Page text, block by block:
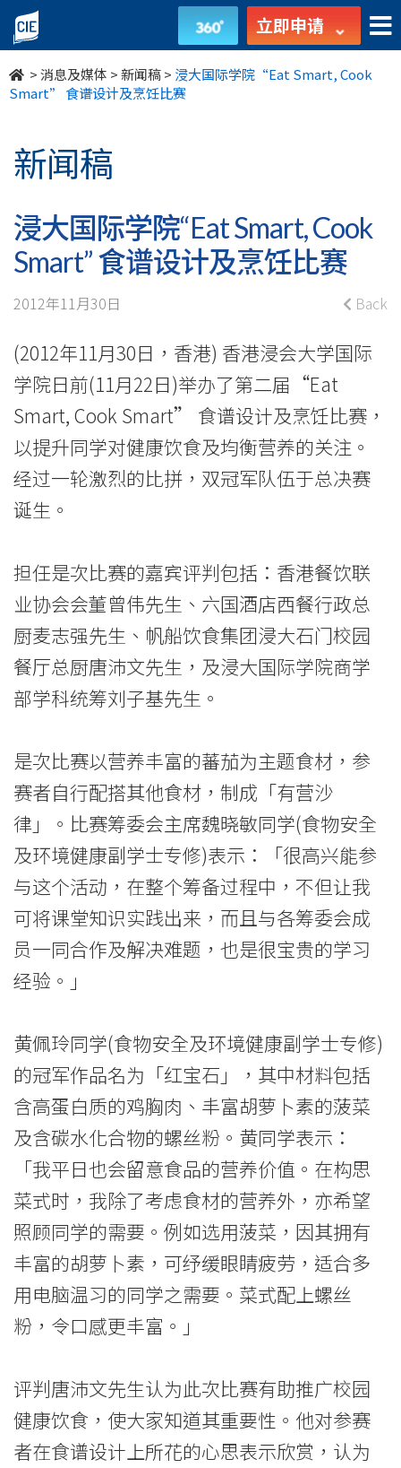
浸
大
国
学
院
“Eat
Smart,
Smart”
食
谱
设
计
及
烹
饪
比
赛
学
院
消
息
国
学
院
香
港
浸
会
大
立即申请
>消息及媒体 >新闻稿> 浸大国际学院“Eat Smart, Cook
Smart” 食谱设计及烹饪比赛
新闻稿
浸大国际学院“Eat Smart, Cook
Smart” 食谱设计及烹饪比赛
2012年11月30日 Back
(2012年11月30日，香港) 香港浸会大学国际
学院日前(11月22日)举办了第二届“Eat
Smart, Cook Smart” 食谱设计及烹饪比赛，
以提升同学对健康饮食及均衡营养的关注。
经过一轮激烈的比拼，双冠军队伍于总决赛
诞生。
担任是次比赛的嘉宾评判包括：香港餐饮联
业协会会董曾伟先生、六国酒店西餐行政总
厨麦志强先生、帆船饮食集团浸大石门校园
餐厅总厨唐沛文先生，及浸大国际学院商学
部学科统筹刘子基先生。
是次比赛以营养丰富的蕃茄为主题食材，参
赛者自行配搭其他食材，制成「有营沙
律」。比赛筹委会主席魏晓敏同学(食物安全
及环境健康副学士专修)表示：「很高兴能参
与这个活动，在整个筹备过程中，不但让我
可将课堂知识实践出来，而且与各筹委会成
员一同合作及解决难题，也是很宝贵的学习
经验。」
黄佩玲同学(食物安全及环境健康副学士专修)
的冠军作品名为「红宝石」，其中材料包括
含高蛋白质的鸡胸肉、丰富胡萝卜素的菠菜
及含碳水化合物的螺丝粉。黄同学表示：
「我平日也会留意食品的营养价值。在构思
菜式时，我除了考虑食材的营养外，亦希望
照顾同学的需要。例如选用菠菜，因其拥有
丰富的胡萝卜素，可纾缓眼睛疲劳，适合多
用电脑温习的同学之需要。菜式配上螺丝
粉，令口感更丰富。」
评判唐沛文先生认为此次比赛有助推广校园
健康饮食，使大家知道其重要性。他对参赛
者在食谱设计上所花的心思表示欣赏，认为